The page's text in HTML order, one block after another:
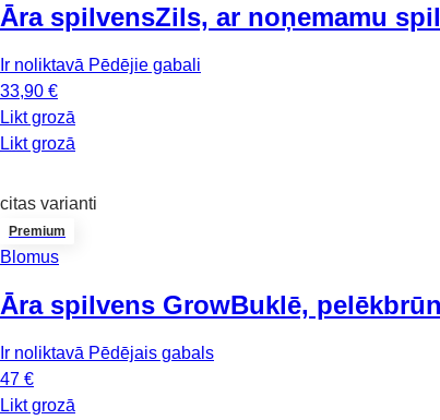
Āra spilvensZils, ar noņemamu
Ir noliktavā Pēdējie gabali
33,90 €
Likt grozā
Likt grozā
citas varianti
Premium
Blomus
Āra spilvens GrowBuklē,
Ir noliktavā Pēdējais gabals
47 €
Likt grozā